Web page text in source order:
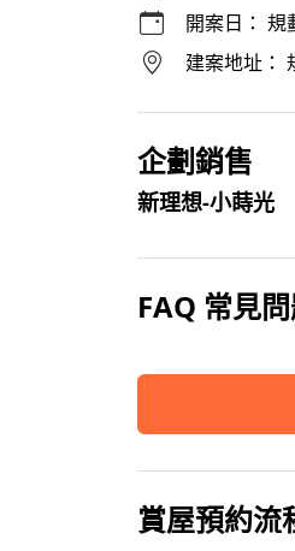
開案日： 規
建案地址：
企劃銷售
新理想-小蒔光
FAQ 常見
賞屋預約流